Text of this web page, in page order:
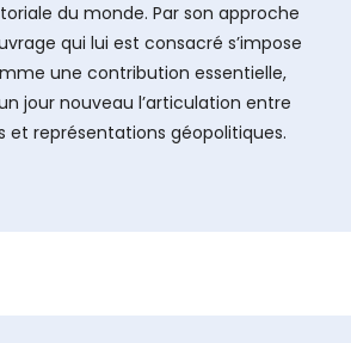
du monde. Par son approche
qui lui est consacré s’impose
une contribution essentielle,
jour nouveau l’articulation entre
et représentations géopolitiques.